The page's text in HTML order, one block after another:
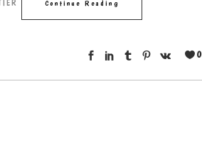
Continue Reading
0